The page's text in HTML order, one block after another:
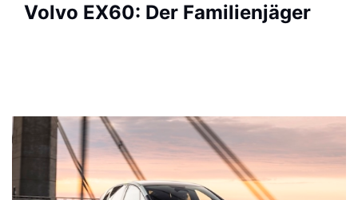
Volvo EX60: Der Familienjäger